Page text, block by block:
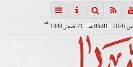
05:01 مـ 21 صفر 1448
هـ